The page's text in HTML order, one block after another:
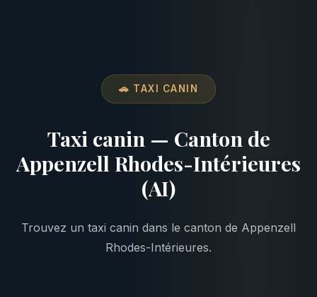
🚗 TAXI CANIN
Taxi canin — Canton de
Appenzell Rhodes-Intérieures
(AI)
Trouvez un taxi canin dans le canton de Appenzell
Rhodes-Intérieures.